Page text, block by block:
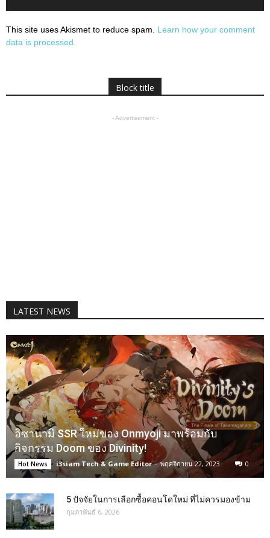
This site uses Akismet to reduce spam. Learn how your comment
data is processed.
Block title
- Advertisement -
LATEST NEWS
อิซานามิ SSR ใหม่ของ Onmyoji มาพร้อมกับ
กิจกรรม Doom ของ Divinity!
Hot News i3siam Tech & Game Editor - พฤศจิกายน 22, 2023 0
5 ปัจจัยในการเลือกซื้อคอนโดใหม่ ที่ไม่ควรมองข้าม
กุมภาพันธ์ 6, 2026